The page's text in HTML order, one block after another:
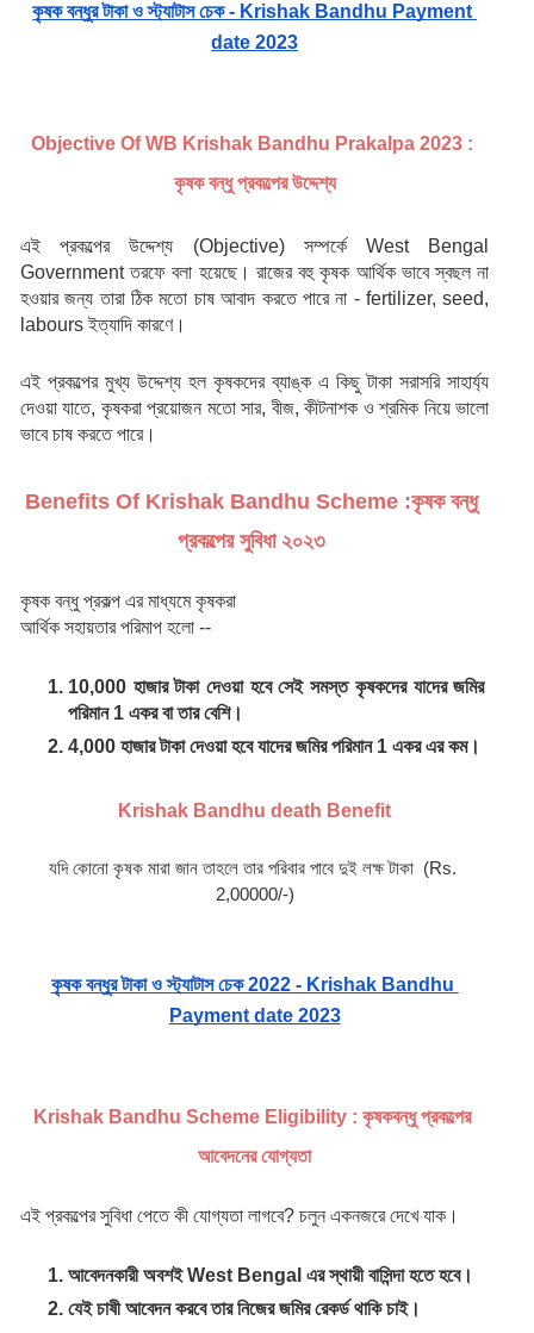
কৃষক বন্ধুর টাকা ও স্ট্যাটাস চেক - Krishak Bandhu Payment
date 2023
Objective Of WB Krishak Bandhu Prakalpa 2023 :
কৃষক বন্ধু প্রকল্পের উদ্দেশ্য
এই প্রকল্পের উদ্দেশ্য (Objective) সম্পর্কে West Bengal
Government তরফে বলা হয়েছে। রাজের বহু কৃষক আর্থিক ভাবে স্বছল না
হওয়ার জন্য তারা ঠিক মতো চাষ আবাদ করতে পারে না - fertilizer, seed,
labours ইত্যাদি কারণে।
এই প্রকল্পের মুখ্য উদ্দেশ্য হল কৃষকদের ব্যাঙ্ক এ কিছু টাকা সরাসরি সাহার্য্য
দেওয়া যাতে, কৃষকরা প্রয়োজন মতো সার, বীজ, কীটনাশক ও শ্রমিক নিয়ে ভালো
ভাবে চাষ করতে পারে।
Benefits Of Krishak Bandhu Scheme :কৃষক বন্ধু
প্রকল্পের সুবিধা ২০২৩
কৃষক বন্ধু প্রকল্প এর মাধ্যমে কৃষকরা
আর্থিক সহায়তার পরিমাপ হলো --
10,000 হাজার টাকা দেওয়া হবে সেই সমস্ত কৃষকদের যাদের জমির
পরিমান 1 একর বা তার বেশি।
4,000 হাজার টাকা দেওয়া হবে যাদের জমির পরিমান 1 একর এর কম।
Krishak Bandhu death Benefit
যদি কোনো কৃষক মারা জান তাহলে তার পরিবার পাবে দুই লক্ষ টাকা  (Rs.
2,00000/-)
কৃষক বন্ধুর টাকা ও স্ট্যাটাস চেক 2022 - Krishak Bandhu
Payment date 2023
Krishak Bandhu Scheme Eligibility : কৃষকবন্ধু প্রকল্পের
আবেদনের যোগ্যতা
এই প্রকল্পের সুবিধা পেতে কী যোগ্যতা লাগবে? চলুন একনজরে দেখে যাক।
আবেদনকারী অবশই West Bengal এর স্থায়ী বাসিন্দা হতে হবে।
যেই চাষী আবেদন করবে তার নিজের জমির রেকর্ড থাকি চাই।